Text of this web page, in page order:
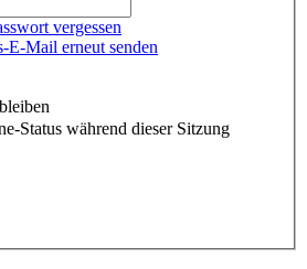
vergessen
Mail erneut senden
Status während dieser Sitzung